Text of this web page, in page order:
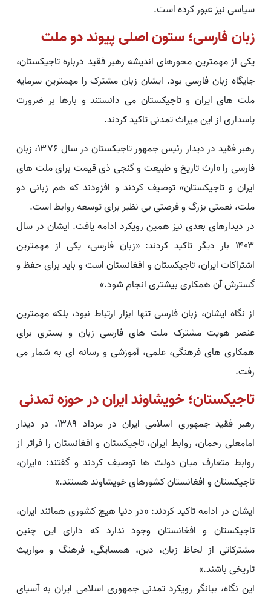
سیاسی نیز عبور کرده است.
زبان فارسی؛ ستون اصلی پیوند دو ملت
یکی از مهمترین محورهای اندیشه رهبر فقید درباره تاجیکستان،
جایگاه زبان فارسی بود. ایشان زبان مشترک را مهمترین سرمایه
ملت های ایران و تاجیکستان می دانستند و بارها بر ضرورت
پاسداری از این میراث تمدنی تاکید کردند.
رهبر فقید در دیدار رئیس جمهور تاجیکستان در سال ۱۳۷۶، زبان
فارسی را «ارث تاریخ و طبیعت و گنجی ذی قیمت برای ملت های
ایران و تاجیکستان» توصیف کردند و افزودند که هم زبانی دو
ملت، نعمتی بزرگ و فرصتی بی نظیر برای توسعه روابط است.
در دیدارهای بعدی نیز همین رویکرد ادامه یافت. ایشان در سال
۱۴۰۳ بار دیگر تاکید کردند: «زبان فارسی، یکی از مهمترین
اشتراکات ایران، تاجیکستان و افغانستان است و باید برای حفظ و
گسترش آن همکاری بیشتری انجام شود.»
از نگاه ایشان، زبان فارسی تنها ابزار ارتباط نبود، بلکه مهمترین
عنصر هویت مشترک ملت های فارسی زبان و بستری برای
همکاری های فرهنگی، علمی، آموزشی و رسانه ای به شمار می
رفت.
تاجیکستان؛ خویشاوند ایران در حوزه تمدنی
رهبر فقید جمهوری اسلامی ایران در مرداد ۱۳۸۹، در دیدار
امامعلی رحمان، روابط ایران، تاجیکستان و افغانستان را فراتر از
روابط متعارف میان دولت ها توصیف کردند و گفتند: «ایران،
تاجیکستان و افغانستان کشورهای خویشاوند هستند.»
ایشان در ادامه تاکید کردند: «در دنیا هیچ کشوری همانند ایران،
تاجیکستان و افغانستان وجود ندارد که دارای این چنین
مشترکاتی از لحاظ زبان، دین، همسایگی، فرهنگ و مواریث
تاریخی باشند.»
این نگاه، بیانگر رویکرد تمدنی جمهوری اسلامی ایران به آسیای